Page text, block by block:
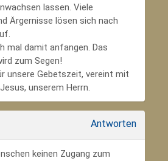
lassen. Viele
Ärgernisse lösen sich nach
mal damit anfangen. Das
zum Segen!
unsere Gebetszeit, vereint mit
unserem Herrn.
Antworten
keinen Zugang zum